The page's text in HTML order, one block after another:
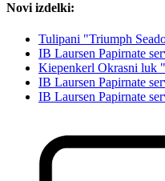
Novi izdelki:
Tulipani "Triumph
IB Laursen Papirnate
Kiepenkerl Okrasni luk
IB Laursen Papirnate
IB Laursen Papirnate